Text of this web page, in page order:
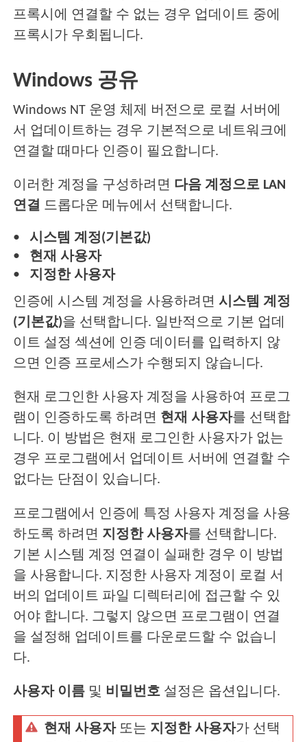
프록시에 연결할 수 없는 경우 업데이트 중에
프록시가 우회됩니다.
Windows 공유
Windows NT 운영 체제 버전으로 로컬 서버에
서 업데이트하는 경우 기본적으로 네트워크에
연결할 때마다 인증이 필요합니다.
이러한 계정을 구성하려면 다음 계정으로 LAN
연결 드롭다운 메뉴에서 선택합니다.
시스템 계정(기본값)
현재 사용자
지정한 사용자
인증에 시스템 계정을 사용하려면시스템 계정
(기본값)을 선택합니다. 일반적으로 기본 업데
이트 설정 섹션에 인증 데이터를 입력하지 않
으면 인증 프로세스가 수행되지 않습니다.
현재 로그인한 사용자 계정을 사용하여 프로그
램이 인증하도록 하려면 현재 사용자를 선택합
니다. 이 방법은 현재 로그인한 사용자가 없는
경우 프로그램에서 업데이트 서버에 연결할 수
없다는 단점이 있습니다.
프로그램에서 인증에 특정 사용자 계정을 사용
하도록 하려면 지정한 사용자를 선택합니다.
기본 시스템 계정 연결이 실패한 경우 이 방법
을 사용합니다. 지정한 사용자 계정이 로컬 서
버의 업데이트 파일 디렉터리에 접근할 수 있
어야 합니다. 그렇지 않으면 프로그램이 연결
을 설정해 업데이트를 다운로드할 수 없습니
다.
사용자 이름 및 비밀번호 설정은 옵션입니다.
현재 사용자또는 지정한 사용자가 선택